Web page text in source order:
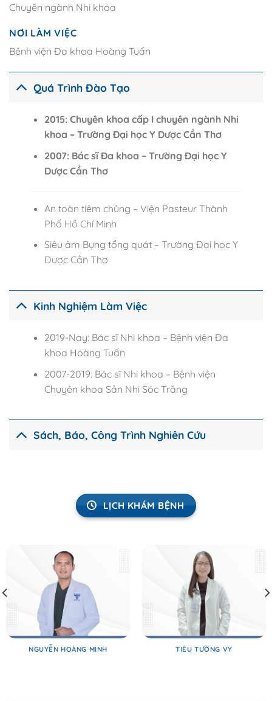
Chuyên ngành Nhi khoa
NƠI LÀM VIỆC
Bệnh viện Đa khoa Hoàng Tuấn
Quá Trình Đào Tạo
2015: Chuyên khoa cấp I chuyên ngành Nhi
khoa – Trường Đại học Y Dược Cần Thơ
2007: Bác sĩ Đa khoa – Trường Đại học Y
Dược Cần Thơ
An toàn tiêm chủng – Viện Pasteur Thành
Phố Hồ Chí Minh
Siêu âm Bụng tổng quát – Trường Đại học Y
Dược Cần Thơ
Kinh Nghiệm Làm Việc
2019-Nay: Bác sĩ Nhi khoa – Bệnh viện Đa
khoa Hoàng Tuấn
2007-2019: Bác sĩ Nhi khoa – Bệnh viện
Chuyên khoa Sản Nhi Sóc Trăng
Sách, Báo, Công Trình Nghiên Cứu
LỊCH KHÁM BỆNH
NGUYỄN HOÀNG MINH TIÊU TƯỜNG VY